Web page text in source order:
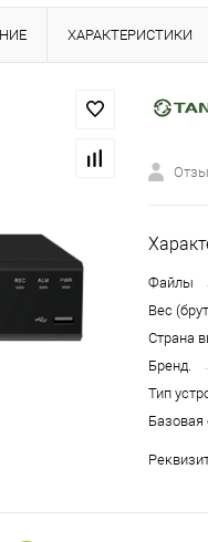
ХАРАКТЕРИСТИКИ
Файлы
Вес
Страна
Бренд.
Тип
Базовая